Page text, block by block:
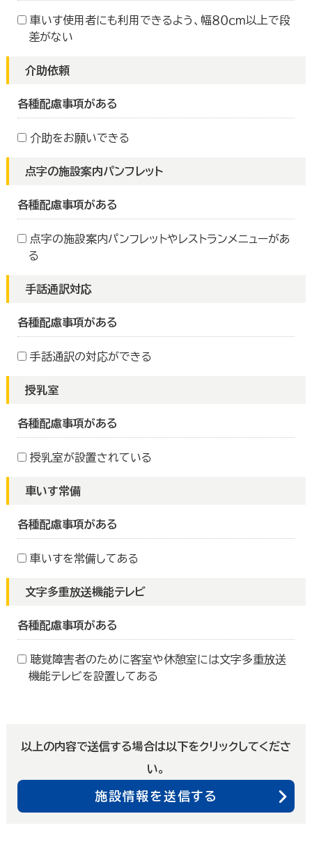
車いす使用者にも利用できるよう、幅８０ｃｍ以上で段
差がない
介助依頼
各種配慮事項がある
介助をお願いできる
点字の施設案内パンフレット
各種配慮事項がある
点字の施設案内パンフレットやレストランメニューがあ
る
手話通訳対応
各種配慮事項がある
手話通訳の対応ができる
授乳室
各種配慮事項がある
授乳室が設置されている
車いす常備
各種配慮事項がある
車いすを常備してある
文字多重放送機能テレビ
各種配慮事項がある
聴覚障害者のために客室や休憩室には文字多重放送
機能テレビを設置してある
以上の内容で送信する場合は以下をクリックしてくださ
い。
施設情報を送信する